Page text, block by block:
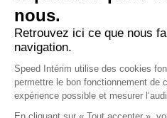
Qui sommes-nous
Espace candidat
Espace entreprise
Actualités